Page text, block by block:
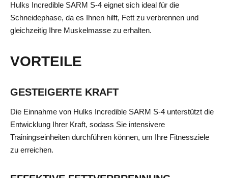
Hulks Incredible SARM S-4 eignet sich ideal für die
Schneidephase, da es Ihnen hilft, Fett zu verbrennen und
gleichzeitig Ihre Muskelmasse zu erhalten.
VORTEILE
GESTEIGERTE KRAFT
Die Einnahme von Hulks Incredible SARM S-4 unterstützt die
Entwicklung Ihrer Kraft, sodass Sie intensivere
Trainingseinheiten durchführen können, um Ihre Fitnessziele
zu erreichen.